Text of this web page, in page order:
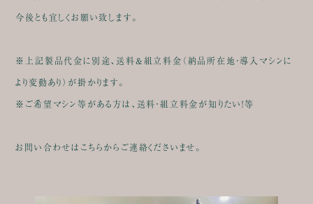
今後とも宜しくお願い致します。
※上記製品代金に別途、送料&組立料金（納品所在地・導入マシンに
より変動あり）が掛かります。
※ご希望マシン等がある方は、送料・組立料金が知りたい！等
お問い合わせはこちらからご連絡くださいませ。